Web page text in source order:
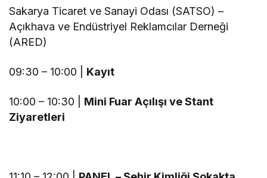
Sakarya Ticaret ve Sanayi Odası (SATSO) –
Açıkhava ve Endüstriyel Reklamcılar Derneği
(ARED)
09:30 – 10:00 | Kayıt
10:00 – 10:30 | Mini Fuar Açılışı ve Stant
Ziyaretleri